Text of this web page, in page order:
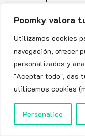
Poomky valora
Utilizamos cookies
navegación, ofrecer
personalizados y
"Aceptar todo", das
utilicemos cookies
Personalice
PlayStation
Samsung
Vodafone
Worten